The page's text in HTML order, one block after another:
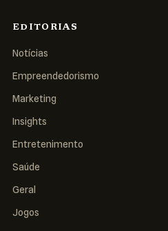
EDITORIAS
Notícias
Empreendedorismo
Marketing
Insights
Entretenimento
Saúde
Geral
Jogos